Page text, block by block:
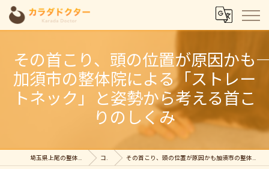
その首こり、頭の位置が原因かも――
加須市の整体院による「ストレー
トネック」と姿勢から考える首こ
りのしくみ
コラム その首こり、頭の位置が原因かも――加須市の整体院による「ストレートネック」と姿勢から考える首こりのしくみ